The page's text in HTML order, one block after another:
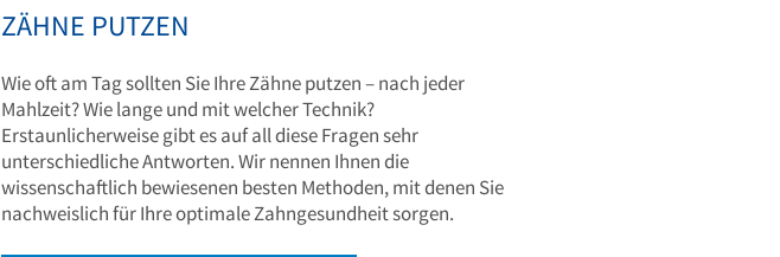
ZÄHNE PUTZEN
Wie oft am Tag sollten Sie Ihre Zähne putzen – nach jeder
Mahlzeit? Wie lange und mit welcher Technik?
Erstaunlicherweise gibt es auf all diese Fragen sehr
unterschiedliche Antworten. Wir nennen Ihnen die
wissenschaftlich bewiesenen besten Methoden, mit denen Sie
nachweislich für Ihre optimale Zahngesundheit sorgen.